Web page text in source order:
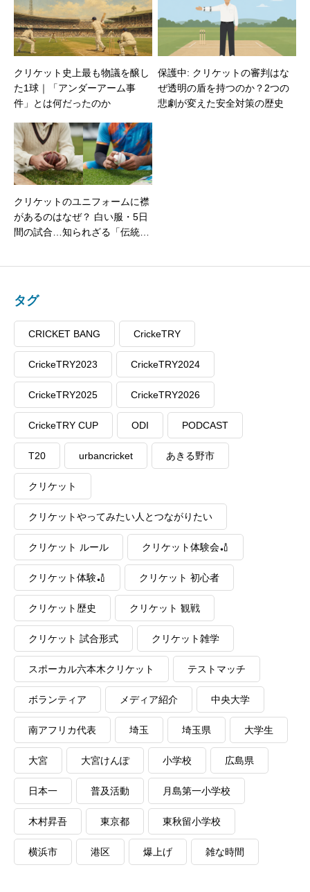
クリケット史上最も物議を醸し
た1球｜「アンダーアーム事
件」とは何だったのか
保護中: クリケットの審判はな
ぜ透明の盾を持つのか？2つの
悲劇が変えた安全対策の歴史
クリケットのユニフォームに襟
があるのはなぜ？ 白い服・5日
間の試合…知られざる「伝統」
タグ
CRICKET BANG CrickeTRY
CrickeTRY2023 CrickeTRY2024
CrickeTRY2025 CrickeTRY2026
CrickeTRY CUP ODI PODCAST
T20 urbancricket あきる野市
クリケット
クリケットやってみたい人とつながりたい
クリケット ルール クリケット体験会🏏
クリケット体験🏏 クリケット 初心者
クリケット歴史 クリケット 観戦
クリケット 試合形式 クリケット雑学
スポーカル六本木クリケット テストマッチ
ボランティア メディア紹介 中央大学
南アフリカ代表 埼玉 埼玉県 大学生
大宮 大宮けんぽ 小学校 広島県
日本一 普及活動 月島第一小学校
木村昇吾 東京都 東秋留小学校
横浜市 港区 爆上げ 雑な時間